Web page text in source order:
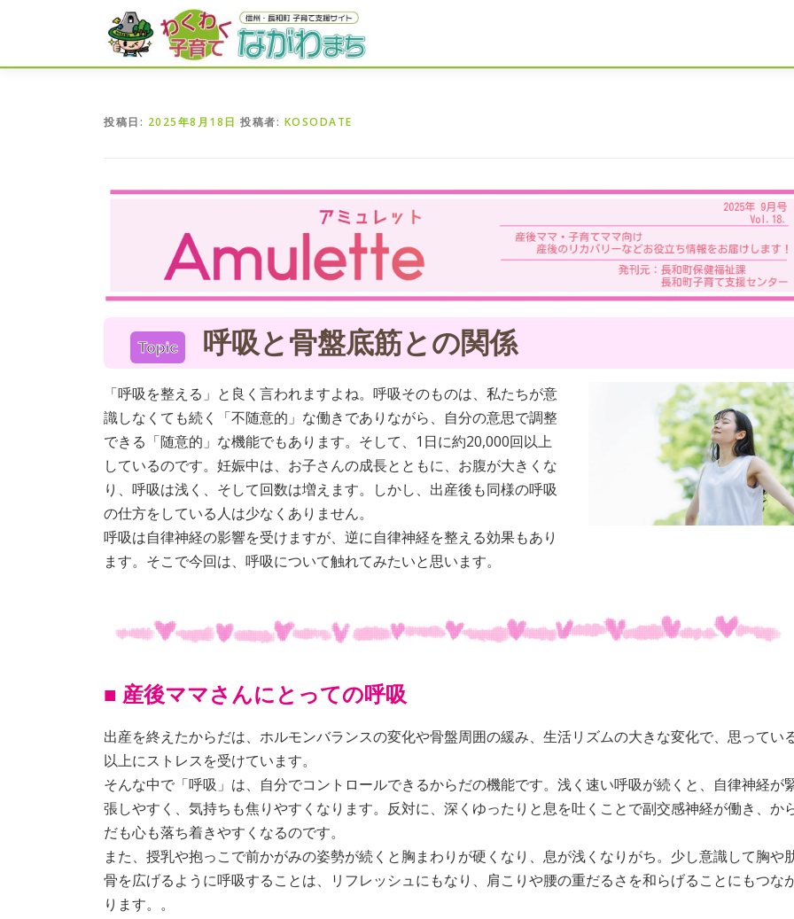
ン
投稿日: 2025年8月18日 投稿者: KOSODATE
Topic 呼吸と骨盤底筋との関係
「呼吸を整える」と良く言われますよね。呼吸そのものは、私たちが意
識しなくても続く「不随意的」な働きでありながら、自分の意思で調整
できる「随意的」な機能でもあります。そして、1日に約20,000回以上
しているのです。妊娠中は、お子さんの成長とともに、お腹が大きくな
り、呼吸は浅く、そして回数は増えます。しかし、出産後も同様の呼吸
の仕方をしている人は少なくありません。
呼吸は自律神経の影響を受けますが、逆に自律神経を整える効果もあり
ます。そこで今回は、呼吸について触れてみたいと思います。
■ 産後ママさんにとっての呼吸
出産を終えたからだは、ホルモンバランスの変化や骨盤周囲の緩み、生活リズムの大きな変化で、思ってい
以上にストレスを受けています。
そんな中で「呼吸」は、自分でコントロールできるからだの機能です。浅く速い呼吸が続くと、自律神経が
張しやすく、気持ちも焦りやすくなります。反対に、深くゆったりと息を吐くことで副交感神経が働き、か
だも心も落ち着きやすくなるのです。
また、授乳や抱っこで前かがみの姿勢が続くと胸まわりが硬くなり、息が浅くなりがち。少し意識して胸や
骨を広げるように呼吸することは、リフレッシュにもなり、肩こりや腰の重だるさを和らげることにもつな
ります。。